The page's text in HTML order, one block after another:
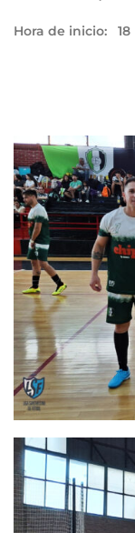
Hora de inicio: 18